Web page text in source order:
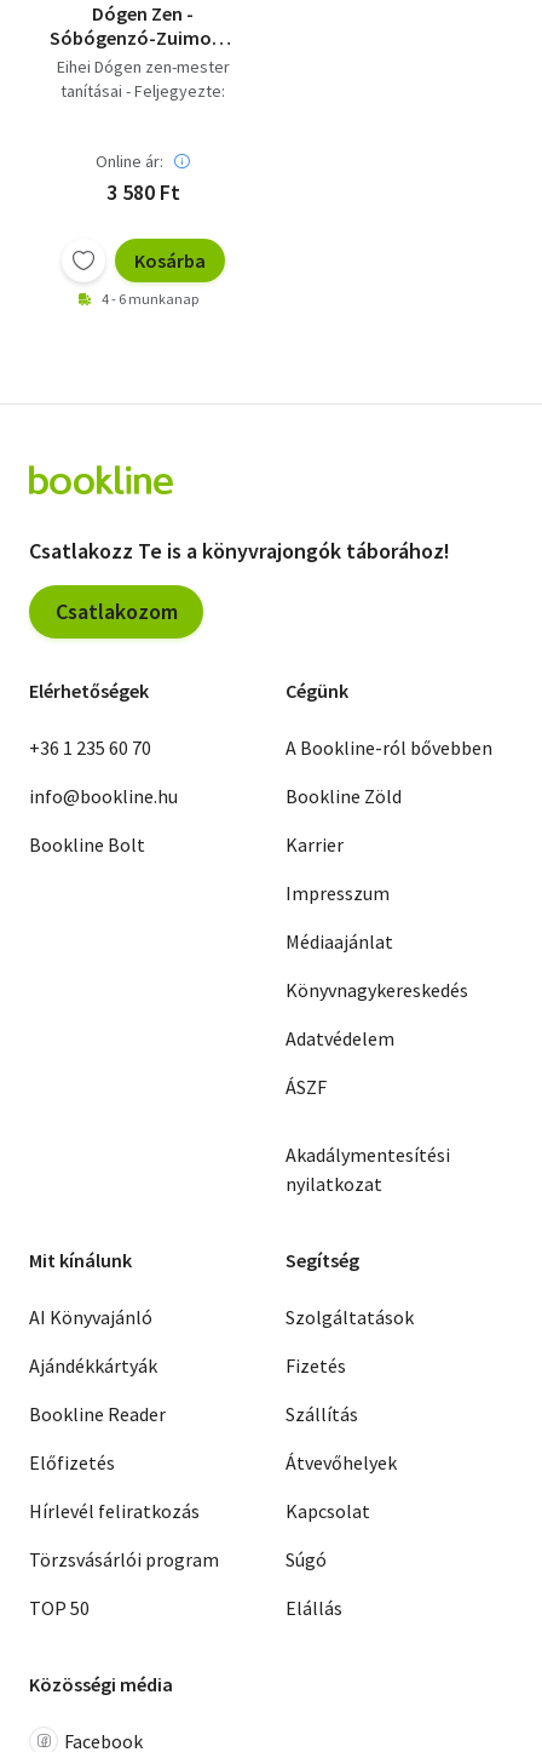
Dógen Zen -
Sóbógenzó-Zuimonki
- A japán zen
alapítójának tanításai
Eihei Dógen zen-mester
tanításai - Feljegyezte:
Online ár:
3 580 Ft
Kosárba
4 - 6 munkanap
Csatlakozz Te is a könyvrajongók táborához!
Csatlakozom
Elérhetőségek
+36 1 235 60 70
info@bookline.hu
Bookline Bolt
Cégünk
A Bookline-ról bővebben
Bookline Zöld
Karrier
Impresszum
Médiaajánlat
Könyvnagykereskedés
Adatvédelem
ÁSZF
Akadálymentesítési
nyilatkozat
Mit kínálunk
AI Könyvajánló
Ajándékkártyák
Bookline Reader
Előfizetés
Hírlevél feliratkozás
Törzsvásárlói program
TOP 50
Segítség
Szolgáltatások
Fizetés
Szállítás
Átvevőhelyek
Kapcsolat
Súgó
Elállás
Közösségi média
Facebook